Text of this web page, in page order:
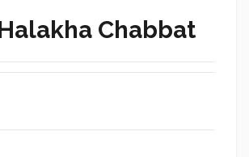
Chabbat